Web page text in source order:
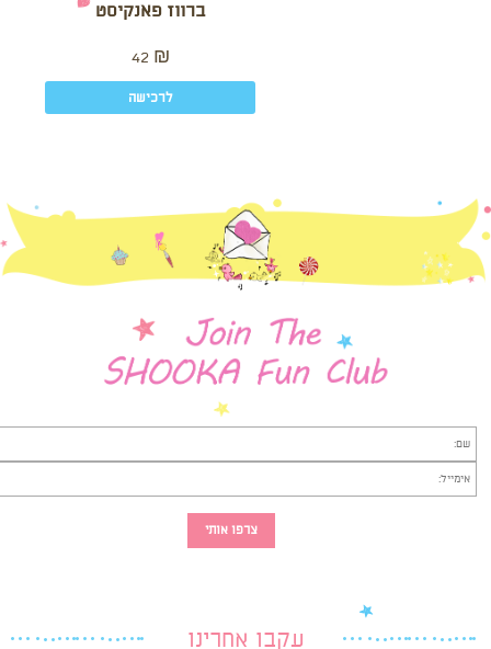
ברווז פאנקיסט
42 ₪
לרכישה
עקבו אחרינו